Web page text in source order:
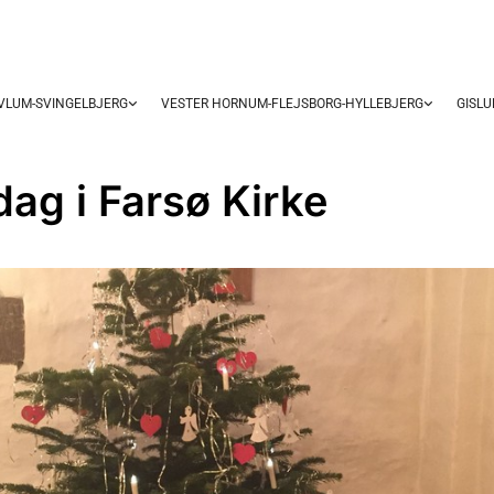
SVINGELBJERG VESTER HORNUM-FLEJSBORG-HYLLEBJERG
i Farsø Kirke